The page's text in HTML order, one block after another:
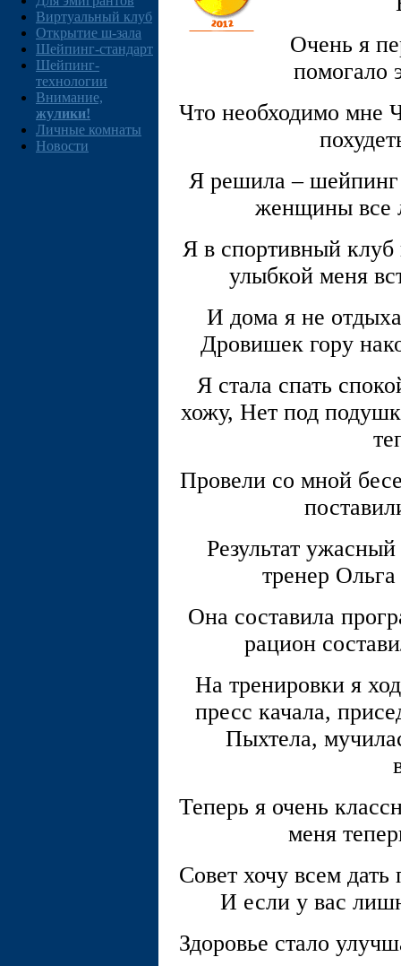
Виртуальный клуб
Открытие ш-зала
Шейпинг-стандарт
Шейпинг-
технологии
Внимание,
жулики!
Личные комнаты
Новости
Очень я
помогало
Что необходимо мне
Я решила –
женщины все
Я в спортивный
улыбкой меня
И дома я не
Дровишек гору
Я стала спать
хожу, Нет под
Провели со мной
Результат
тренер
Она составила
рацион
На тренировки я
пресс качала,
Пыхтела,
Теперь я очень
меня
Совет хочу всем
И если у вас
Здоровье стало